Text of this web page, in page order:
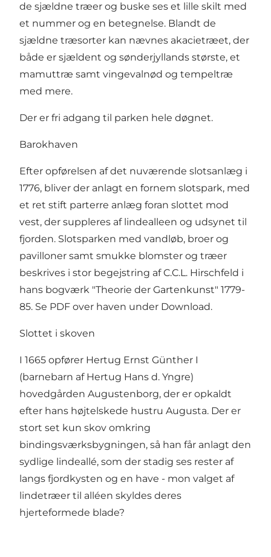
de sjældne træer og buske ses et lille skilt med
et nummer og en betegnelse. Blandt de
sjældne træsorter kan nævnes akacietræet, der
både er sjældent og sønderjyllands største, et
mamuttræ samt vingevalnød og tempeltræ
med mere.
Der er fri adgang til parken hele døgnet.
Barokhaven
Efter opførelsen af det nuværende slotsanlæg i
1776, bliver der anlagt en fornem slotspark, med
et ret stift parterre anlæg foran slottet mod
vest, der suppleres af lindealleen og udsynet til
fjorden. Slotsparken med vandløb, broer og
pavilloner samt smukke blomster og træer
beskrives i stor begejstring af C.C.L. Hirschfeld i
hans bogværk "Theorie der Gartenkunst" 1779-
85. Se PDF over haven under Download.
Slottet i skoven
I 1665 opfører Hertug Ernst Günther I
(barnebarn af Hertug Hans d. Yngre)
hovedgården Augustenborg, der er opkaldt
efter hans højtelskede hustru Augusta. Der er
stort set kun skov omkring
bindingsværksbygningen, så han får anlagt den
sydlige lindeallé, som der stadig ses rester af
langs fjordkysten og en have - mon valget af
lindetræer til alléen skyldes deres
hjerteformede blade?